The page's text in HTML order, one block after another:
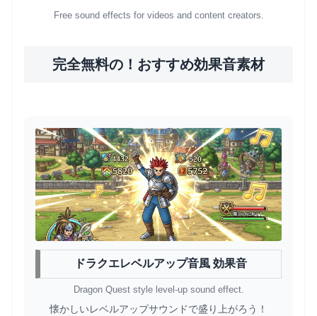
Free sound effects for videos and content creators.
完全無料の！おすすめ効果音素材
ドラクエレベルアップ音風 効果音
Dragon Quest style level-up sound effect.
懐かしいレベルアップサウンドで盛り上がろう！